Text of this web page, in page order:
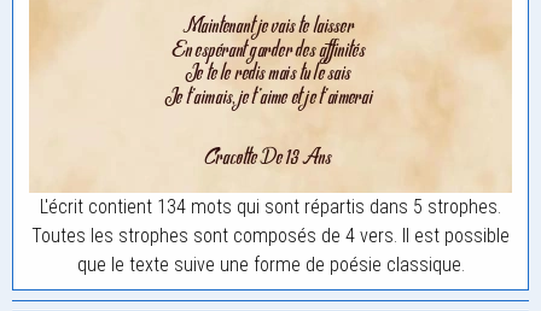
L'écrit contient 134 mots qui sont répartis dans 5 strophes.
Toutes les strophes sont composés de 4 vers. Il est possible
que le texte suive une forme de poésie classique.